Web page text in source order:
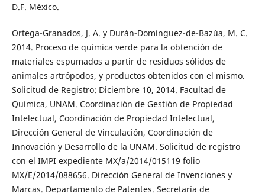
D.F. México.
Ortega-Granados, J. A. y Durán-Domínguez-de-Bazúa, M. C.
2014. Proceso de química verde para la obtención de
materiales espumados a partir de residuos sólidos de
animales artrópodos, y productos obtenidos con el mismo.
Solicitud de Registro: Diciembre 10, 2014. Facultad de
Química, UNAM. Coordinación de Gestión de Propiedad
Intelectual, Coordinación de Propiedad Intelectual,
Dirección General de Vinculación, Coordinación de
Innovación y Desarrollo de la UNAM. Solicitud de registro
con el IMPI expediente MX/a/2014/015119 folio
MX/E/2014/088656. Dirección General de Invenciones y
Marcas. Departamento de Patentes. Secretaría de